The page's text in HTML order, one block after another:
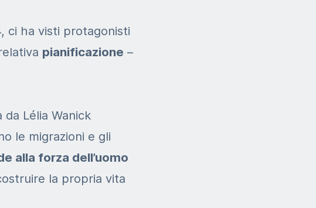
ci ha visti protagonisti
pianificazione –
da Lélia Wanick
le migrazioni e gli
alla forza dell’uomo
la propria vita